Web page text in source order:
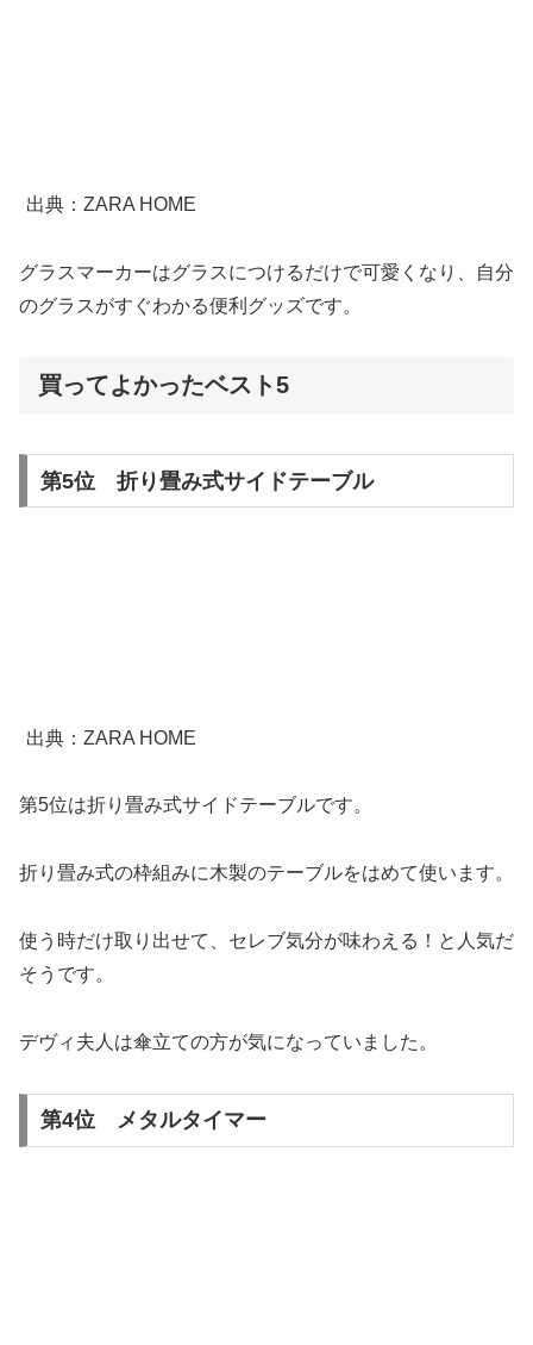
出典：ZARA HOME
グラスマーカーはグラスにつけるだけで可愛くなり、自分
のグラスがすぐわかる便利グッズです。
買ってよかったベスト5
第5位 折り畳み式サイドテーブル
出典：ZARA HOME
第5位は折り畳み式サイドテーブルです。
折り畳み式の枠組みに木製のテーブルをはめて使います。
使う時だけ取り出せて、セレブ気分が味わえる！と人気だ
そうです。
デヴィ夫人は傘立ての方が気になっていました。
第4位 メタルタイマー